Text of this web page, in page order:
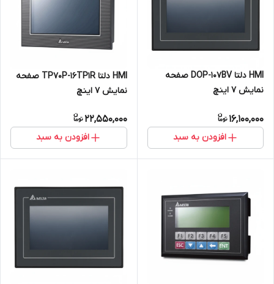
HMI دلتا DOP-107BV صفحه
نمایش 7 اینچ
16,100,000
افزودن به سبد
HMI دلتا TP70P-16TP1R صفحه
نمایش 7 اینچ
22,550,000
افزودن به سبد